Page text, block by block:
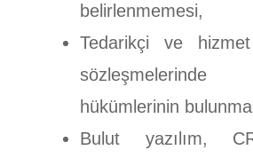
belirlenmemesi,
Tedarikçi ve hizmet
hükümlerinin
Bulut yazılım,